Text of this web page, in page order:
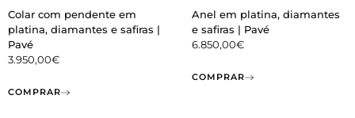
Colar com pendente em
platina, diamantes e safiras |
Pavé
3.950,00€
COMPRAR
Anel em platina, diamantes
e safiras | Pavé
6.850,00€
COMPRAR